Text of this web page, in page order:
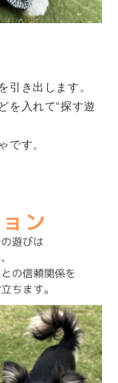
引き出します。
を入れて“探す遊
です。